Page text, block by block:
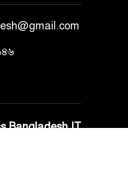
Bangladesh IT